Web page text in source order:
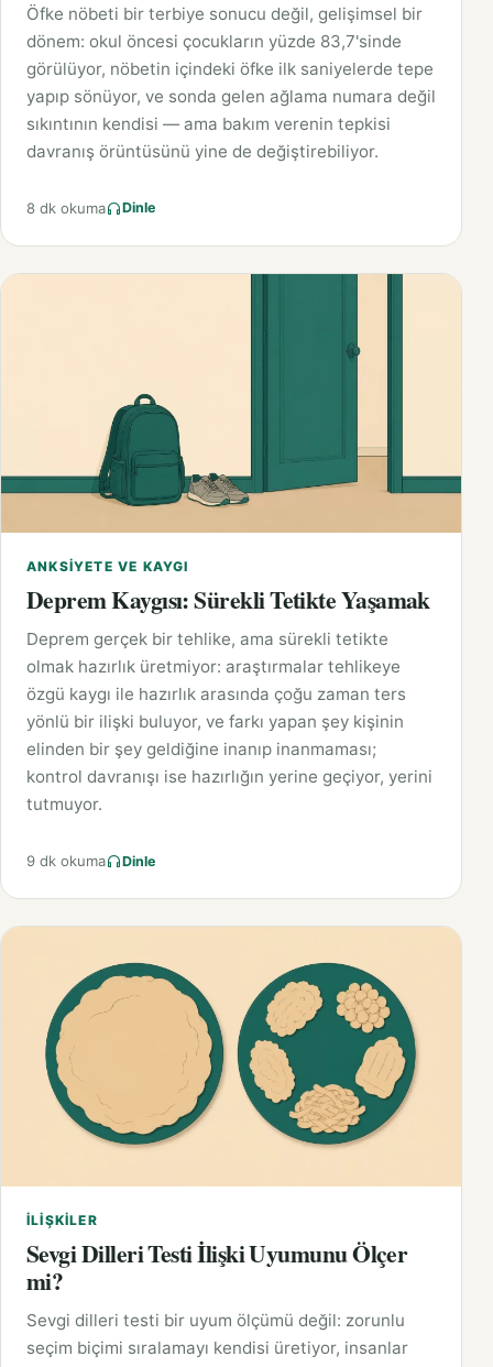
Öfke nöbeti bir terbiye sonucu değil, gelişimsel bir
dönem: okul öncesi çocukların yüzde 83,7'sinde
görülüyor, nöbetin içindeki öfke ilk saniyelerde tepe
yapıp sönüyor, ve sonda gelen ağlama numara değil
sıkıntının kendisi — ama bakım verenin tepkisi
davranış örüntüsünü yine de değiştirebiliyor.
8 dk okuma Dinle
ANKSIYETE VE KAYGI
Deprem Kaygısı: Sürekli Tetikte Yaşamak
Deprem gerçek bir tehlike, ama sürekli tetikte
olmak hazırlık üretmiyor: araştırmalar tehlikeye
özgü kaygı ile hazırlık arasında çoğu zaman ters
yönlü bir ilişki buluyor, ve farkı yapan şey kişinin
elinden bir şey geldiğine inanıp inanmaması;
kontrol davranışı ise hazırlığın yerine geçiyor, yerini
tutmuyor.
9 dk okuma Dinle
İLIŞKILER
Sevgi Dilleri Testi İlişki Uyumunu Ölçer
mi?
Sevgi dilleri testi bir uyum ölçümü değil: zorunlu
seçim biçimi sıralamayı kendisi üretiyor, insanlar